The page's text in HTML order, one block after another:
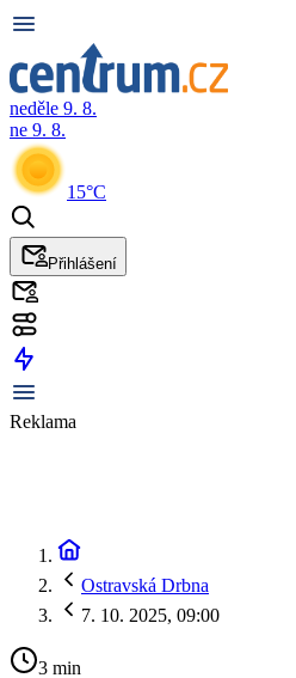
neděle 9. 8.
ne 9. 8.
15°C
Přihlášení
Reklama
Ostravská Drbna
7. 10. 2025, 09:00
3 min